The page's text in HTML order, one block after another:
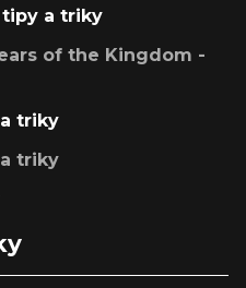
tipy a triky
of the Kingdom -
triky
triky